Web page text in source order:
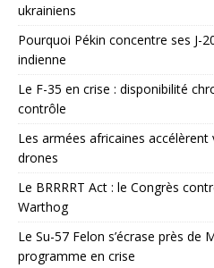
ukrainiens
Pourquoi Pékin concentre ses J-
indienne
Le F-35 en crise : disponibilité
contrôle
Les armées africaines
drones
Le BRRRRT Act : le Congrès
Warthog
Le Su-57 Felon s’écrase près de
programme en crise